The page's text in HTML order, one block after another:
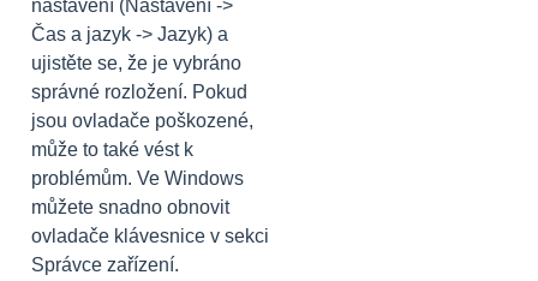
nastavení (Nastavení ->
Čas a jazyk -> Jazyk) a
ujistěte se, že je vybráno
správné rozložení. Pokud
jsou ovladače poškozené,
může to také vést k
problémům. Ve Windows
můžete snadno obnovit
ovladače klávesnice v sekci
Správce zařízení.